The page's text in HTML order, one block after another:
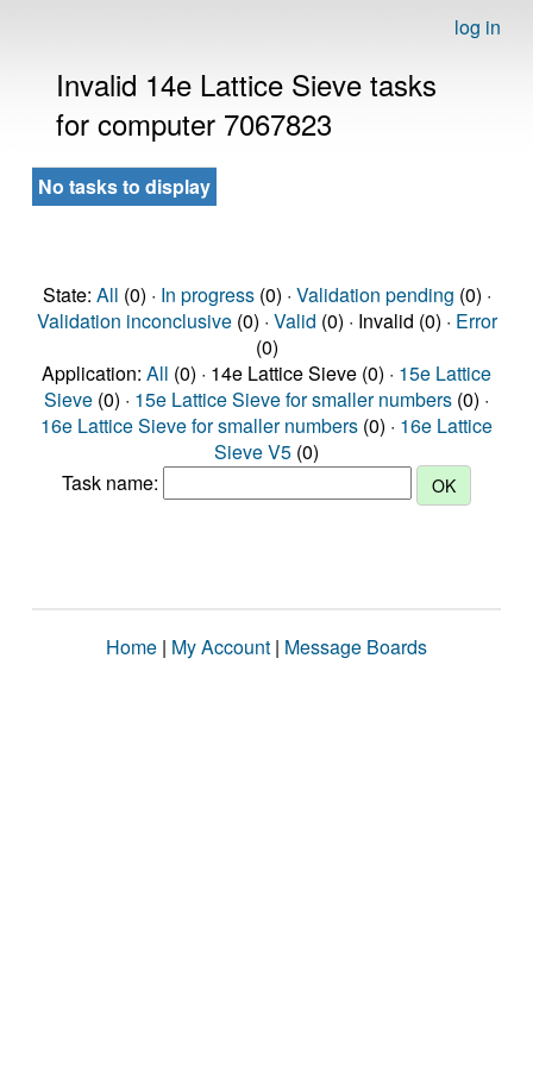
log in
Invalid 14e Lattice Sieve tasks
for computer 7067823
No tasks to display
State: All (0) · In progress(0) · Validation pending (0) ·
Validation inconclusive(0) · Valid (0) · Invalid (0) · Error
(0)
Application: All (0) · 14e Lattice Sieve (0) · 15e Lattice
Sieve (0) · 15e Lattice Sieve for smaller numbers (0) ·
16e Lattice Sieve for smaller numbers (0) · 16e Lattice
Sieve V5 (0)
Task name:
Home | My Account | Message Boards